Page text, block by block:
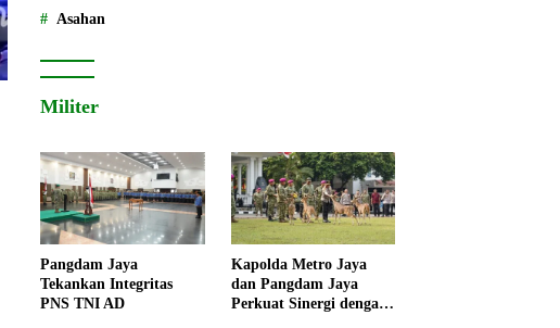
Asahan
Militer
Pangdam Jaya
Tekankan Integritas
PNS TNI AD
Kapolda Metro Jaya
dan Pangdam Jaya
Perkuat Sinergi dengan